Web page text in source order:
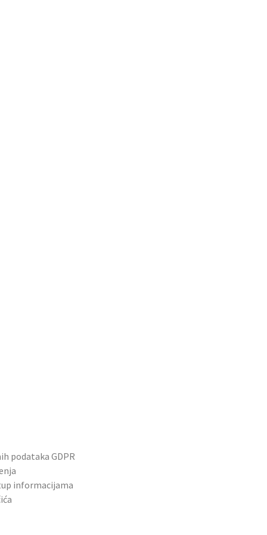
podataka GDPR
informacijama